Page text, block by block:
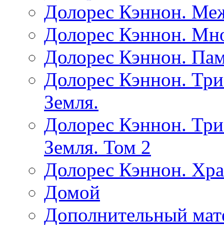
Долорес Кэннон.
Долорес Кэннон.
Долорес Кэннон.
Долорес Кэннон.
Земля.
Долорес Кэннон.
Земля. Том 2
Долорес Кэннон.
Домой
Дополнительный